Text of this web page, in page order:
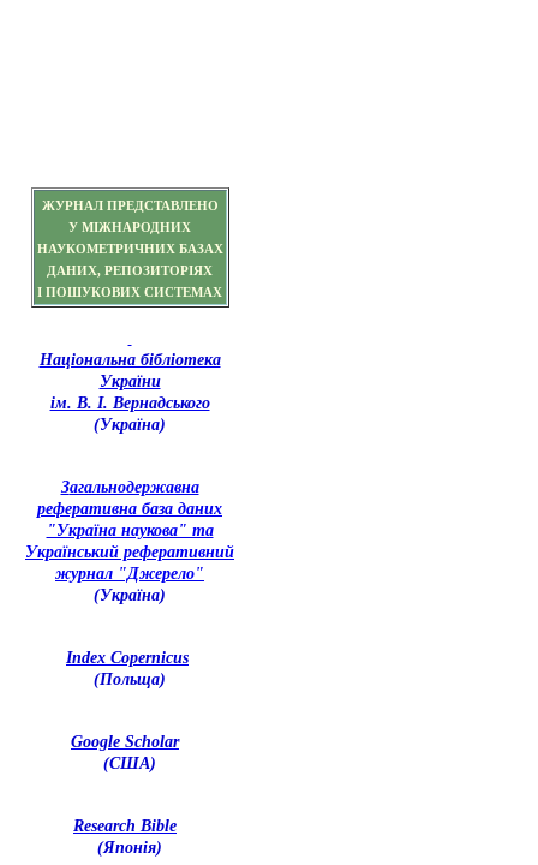
ЖУРНАЛ ПРЕДСТАВЛЕНО
У МІЖНАРОДНИХ
НАУКОМЕТРИЧНИХ БАЗАХ
ДАНИХ, РЕПОЗИТОРІЯХ
І ПОШУКОВИХ СИСТЕМАХ
Національна бібліотека
України
ім. В. І. Вернадського
(Україна)
Загальнодержавна
реферативна база даних
"Україна наукова" та
Український реферативний
журнал "Джерело"
(Україна)
Index Copernicus
(Польща)
Google Scholar
(США)
Research Bible
(Японія)